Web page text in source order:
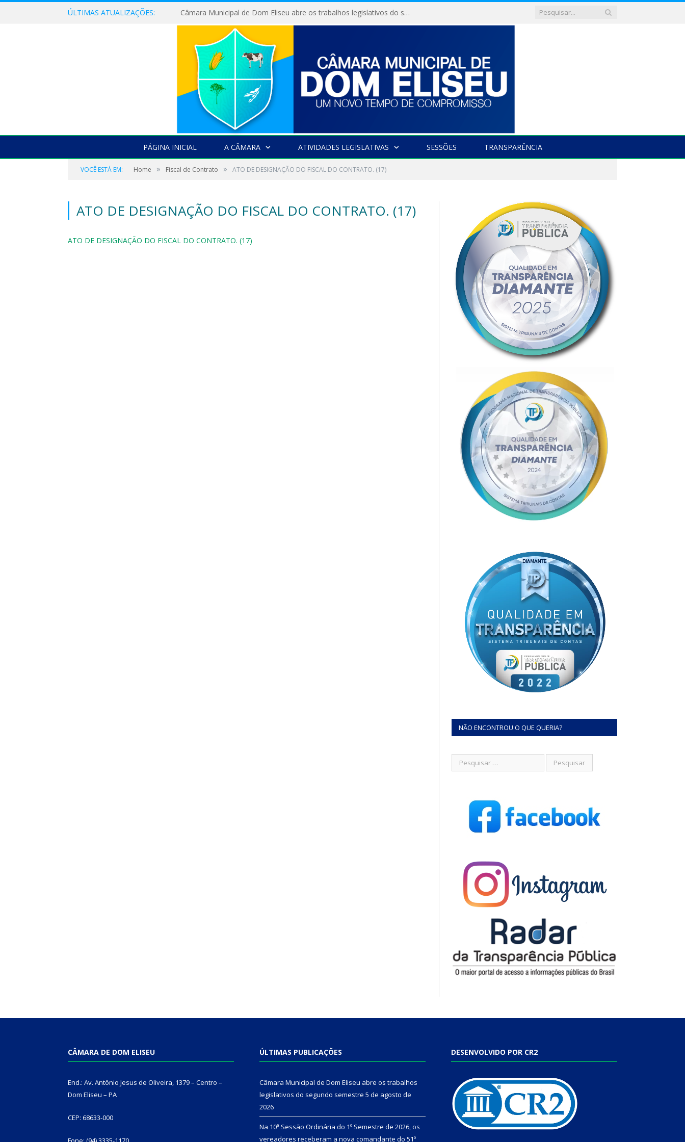
ÚLTIMAS ATUALIZAÇÕES: Câmara Municipal de Dom Eliseu abre os trabalhos legislativos do segundo semestre
PÁGINA INICIAL A CÂMARA ATIVIDADES LEGISLATIVAS SESSÕES TRANSPARÊNCIA
VOCÊ ESTÁ EM: Home » Fiscal de Contrato » ATO DE DESIGNAÇÃO DO FISCAL DO CONTRATO. (17)
ATO DE DESIGNAÇÃO DO FISCAL DO CONTRATO. (17)
ATO DE DESIGNAÇÃO DO FISCAL DO CONTRATO. (17)
NÃO ENCONTROU O QUE QUERIA?
CÂMARA DE DOM ELISEU
End.: Av. Antônio Jesus de Oliveira, 1379 – Centro –
Dom Eliseu – PA
CEP: 68633-000
ÚLTIMAS PUBLICAÇÕES
Câmara Municipal de Dom Eliseu abre os trabalhos
legislativos do segundo semestre 5 de agosto de
2026
Na 10ª Sessão Ordinária do 1º Semestre de 2026, os
vereadores receberam a nova comandante do 51º
DESENVOLVIDO POR CR2